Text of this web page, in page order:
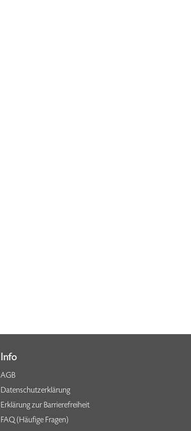
Info
AGB
Datenschutzerklärung
Erklärung zur Barrierefreiheit
FAQ (Häufige Fragen)